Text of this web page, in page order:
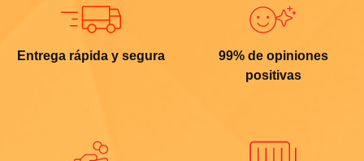
Entrega rápida y segura
99% de opiniones
positivas